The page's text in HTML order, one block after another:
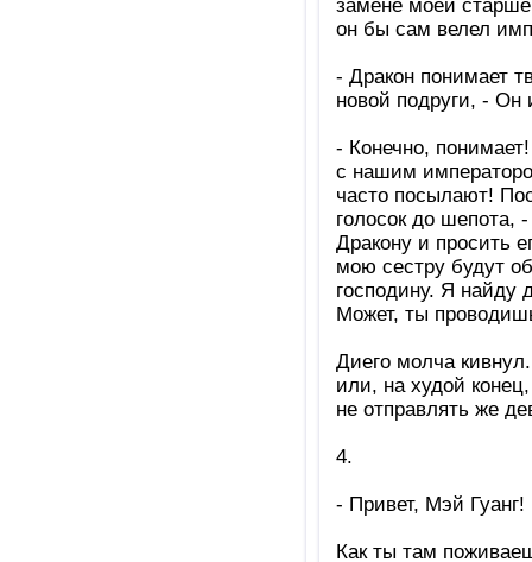
замене моей
он бы сам велел
- Дракон понимает
новой подруги, - Он
- Конечно,
с нашим
часто посылают!
голосок до шепота,
Дракону и просить
мою сестру будут
господину. Я найду
Может, ты
Диего молча
или, на худой
не отправлять же
4.
- Привет, Мэй Гуанг!
Как ты там